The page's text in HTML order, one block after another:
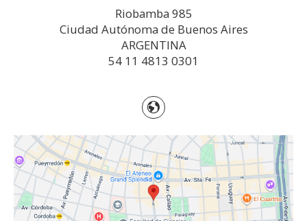
Riobamba 985
Ciudad Autónoma de Buenos Aires
ARGENTINA
54 11 4813 0301